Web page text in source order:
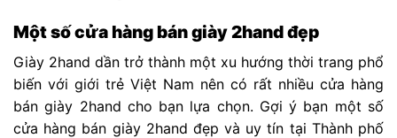
Một số cửa hàng bán giày 2hand đẹp
Giày 2hand dần trở thành một xu hướng thời trang phổ
biến với giới trẻ Việt Nam nên có rất nhiều cửa hàng
bán giày 2hand cho bạn lựa chọn. Gợi ý bạn một số
cửa hàng bán giày 2hand đẹp và uy tín tại Thành phố